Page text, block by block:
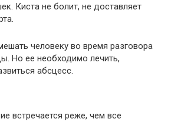
Киста не болит, не доставляет
человеку во время разговора
Но ее необходимо лечить,
абсцесс.
встречается реже, чем все